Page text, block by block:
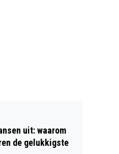
uit: waarom
de gelukkigste